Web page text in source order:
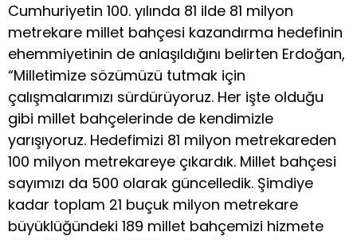
Cumhuriyetin 100. yılında 81 ilde 81 milyon
metrekare millet bahçesi kazandırma hedefinin
ehemmiyetinin de anlaşıldığını belirten Erdoğan,
“Milletimize sözümüzü tutmak için
çalışmalarımızı sürdürüyoruz. Her işte olduğu
gibi millet bahçelerinde de kendimizle
yarışıyoruz. Hedefimizi 81 milyon metrekareden
100 milyon metrekareye çıkardık. Millet bahçesi
sayımızı da 500 olarak güncelledik. Şimdiye
kadar toplam 21 buçuk milyon metrekare
büyüklüğündeki 189 millet bahçemizi hizmete